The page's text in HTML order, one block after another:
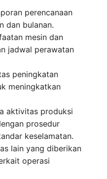
perencanaan
dan bulanan.
mesin dan
jadwal perawatan
peningkatan
meningkatkan
aktivitas produksi
prosedur
keselamatan.
lain yang diberikan
operasi